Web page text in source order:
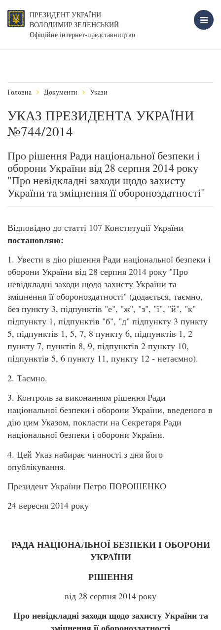
ПРЕЗИДЕНТ УКРАЇНИ
ВОЛОДИМИР ЗЕЛЕНСЬКИЙ
Офіційне інтернет-представництво
Головна Документи Укази
УКАЗ ПРЕЗИДЕНТА УКРАЇНИ
№744/2014
Про рішення Ради національної безпеки і
оборони України від 28 серпня 2014 року
"Про невідкладні заходи щодо захисту
України та зміцнення її обороноздатності"
Відповідно до статті 107 Конституції України
постановляю:
1. Увести в дію рішення Ради національної безпеки і
оборони України від 28 серпня 2014 року "Про
невідкладні заходи щодо захисту України та
зміцнення її обороноздатності" (додається, таємно,
без пункту 3, підпунктів "е", "ж", "з", "ї", "й", "к"
підпункту 1, підпунктів "б", "д" підпункту 3 пункту
5, підпунктів 1, 5, 7, 8 пункту 6, підпунктів 1, 2
пункту 7, пунктів 8, 9, підпунктів 2 пункту 10,
підпунктів 5, 6 пункту 11, пункту 12 - нетаємно).
2. Таємно.
3. Контроль за виконанням рішення Ради
національної безпеки і оборони України, введеного в
дію цим Указом, покласти на Секретаря Ради
національної безпеки і оборони України.
4. Цей Указ набирає чинності з дня його
опублікування.
Президент України Петро ПОРОШЕНКО
24 вересня 2014 року
РАДА НАЦІОНАЛЬНОЇ БЕЗПЕКИ І ОБОРОНИ
УКРАЇНИ
РІШЕННЯ
від 28 серпня 2014 року
Про невідкладні заходи щодо захисту України та